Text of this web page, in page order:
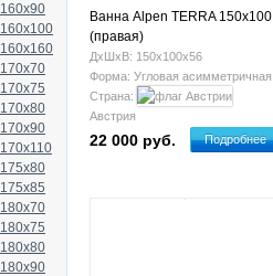
160x90
160x100
160x160
170x70
170x75
170x80
170x90
170x110
175x80
175x85
180x70
180x75
180x80
180x90
Ванна Alpen TERRA 150x100
(правая)
ДхШхВ: 150х100х56
Форма: Угловая асимметричная
Страна:
Австрия
22 000 руб. Подробнее